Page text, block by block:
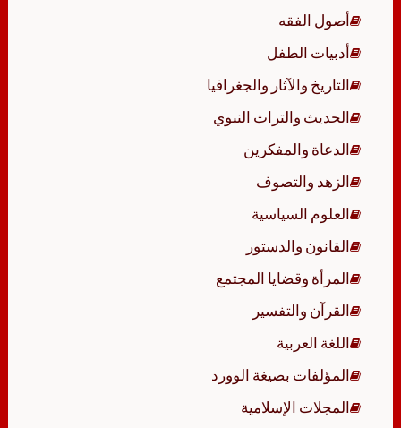
أصول الفقه
أدبيات الطفل
التاريخ والآثار والجغرافيا
الحديث والتراث النبوي
الدعاة والمفكرين
الزهد والتصوف
العلوم السياسية
القانون والدستور
المرأة وقضايا المجتمع
القرآن والتفسير
اللغة العربية
المؤلفات بصيغة الوورد
المجلات الإسلامية